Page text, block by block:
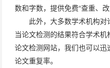
数和字数，提供免费“查重、
此外，大多数学术机构
当论文检测的结果符合学术
论文检测网站，我们也可以
论文重复率。